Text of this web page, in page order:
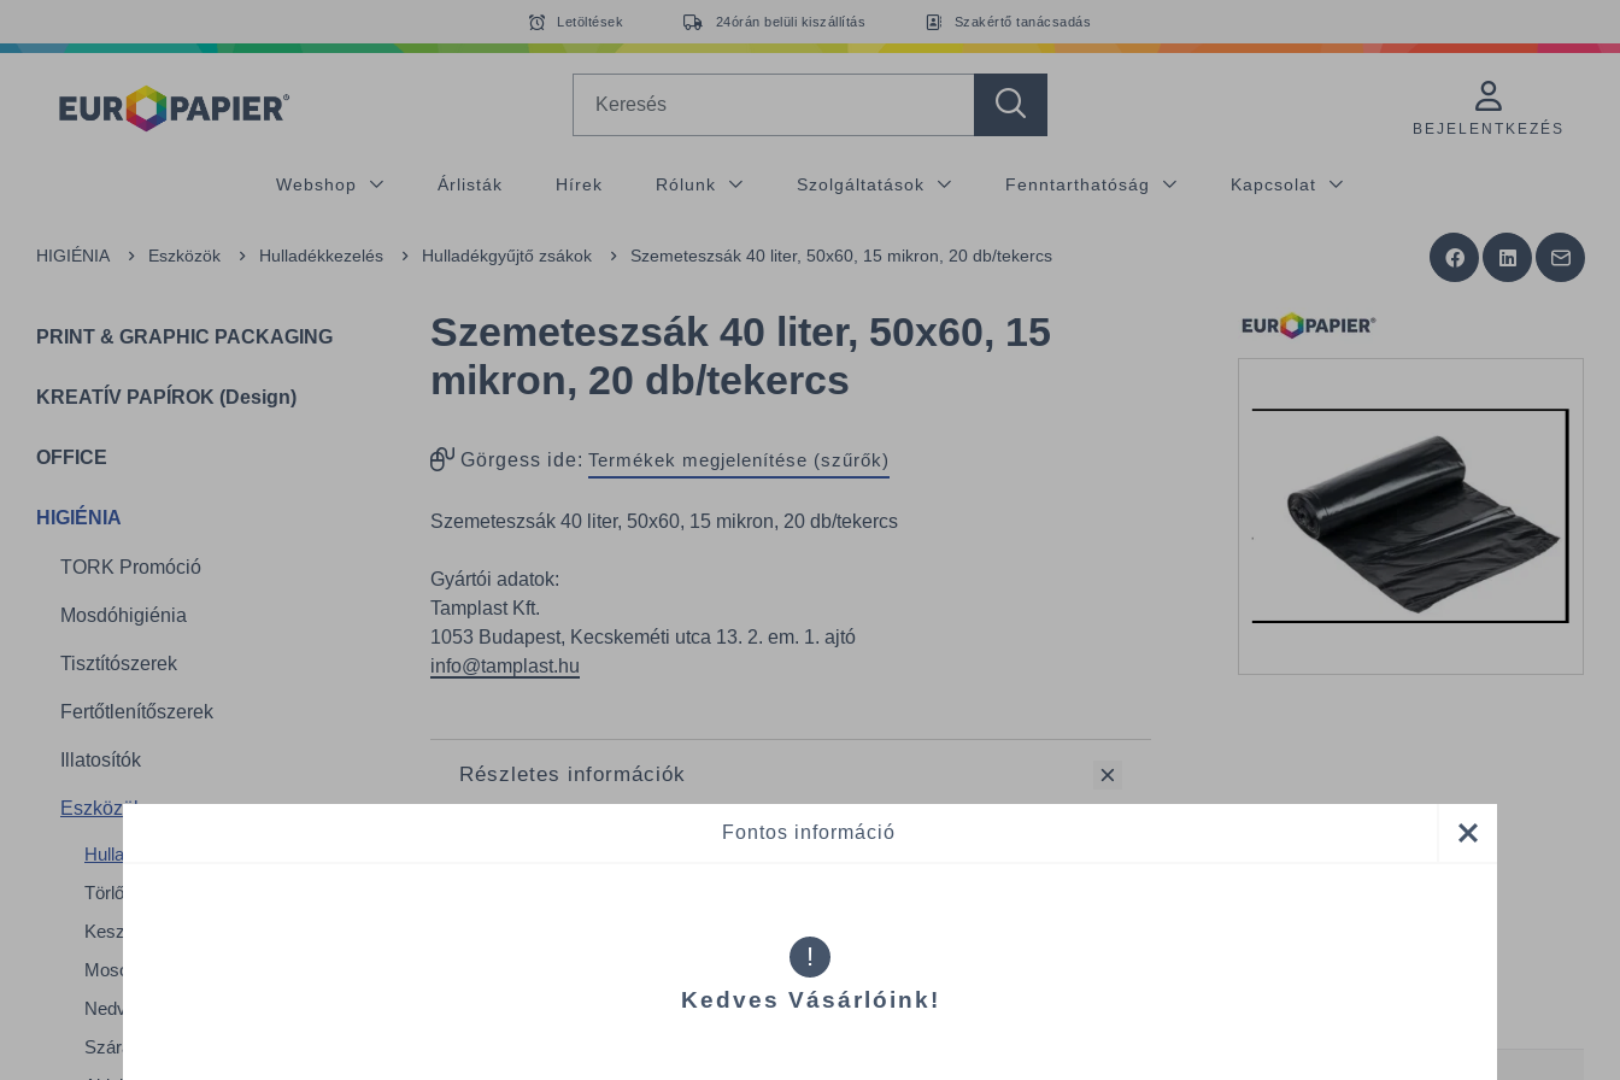
Letöltések 24órán belüli kiszállítás Szakértő tanácsadás
BEJELENTKEZÉS
Webshop Árlisták Hírek Rólunk Szolgáltatások Fenntarthatóság Kapcsolat
HIGIÉNIA Eszközök Hulladékkezelés Hulladékgyűjtő zsákok Szemeteszsák 40 liter, 50x60, 15 mikron, 20 db/tekercs
PRINT & GRAPHIC PACKAGING
KREATÍV PAPÍROK (Design)
OFFICE
HIGIÉNIA
TORK Promóció
Mosdóhigiénia
Tisztítószerek
Fertőtlenítőszerek
Illatosítók
Eszközök
Hulladékkezelés
Törlőkendők
Kesztyűk
Mosogatás
Nedves takarítás
Száraz takarítás
Szemeteszsák 40 liter, 50x60, 15
mikron, 20 db/tekercs
Görgess ide: Termékek megjelenítése (szűrők)
Szemeteszsák 40 liter, 50x60, 15 mikron, 20 db/tekercs
Gyártói adatok:
Tamplast Kft.
1053 Budapest, Kecskeméti utca 13. 2. em. 1. ajtó
info@tamplast.hu
Részletes információk
Fontos információ
!
Kedves Vásárlóink!